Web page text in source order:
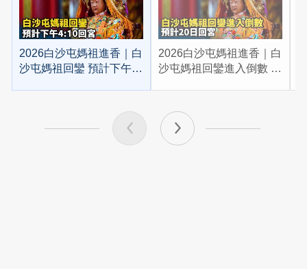
2026白沙屯媽祖進香｜白
沙屯媽祖回鑾 預計下午
2026白沙屯媽祖進香｜白
沙屯媽祖回鑾進入倒數 預